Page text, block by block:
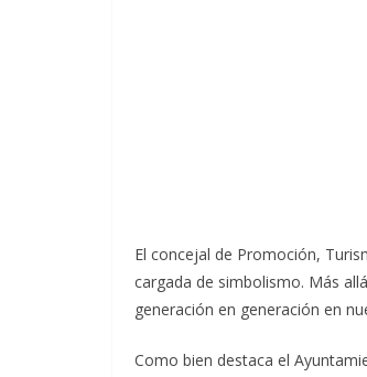
El concejal de Promoción,
cargada de simbolismo. Más
generación en generación en
Como bien destaca el